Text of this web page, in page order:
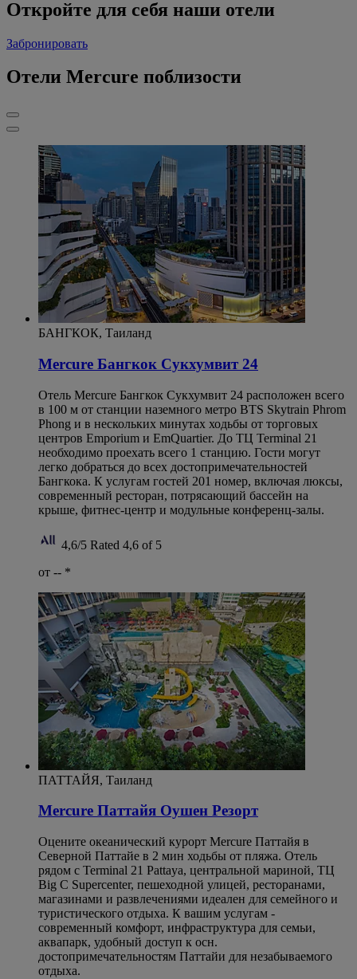
Откройте для себя наши отели
Забронировать
Отели Mercure поблизости
БАНГКОК, Таиланд
Mercure Бангкок Сукхумвит 24
Отель Mercure Бангкок Сукхумвит 24 расположен всего
в 100 м от станции наземного метро BTS Skytrain Phrom
Phong и в нескольких минутах ходьбы от торговых
центров Emporium и EmQuartier. До ТЦ Terminal 21
необходимо проехать всего 1 станцию. Гости могут
легко добраться до всех достопримечательностей
Бангкока. К услугам гостей 201 номер, включая люксы,
современный ресторан, потрясающий бассейн на
крыше, фитнес-центр и модульные конференц-залы.
4,6/5 Rated 4,6 of 5
от -- *
ПАТТАЙЯ, Таиланд
Mercure Паттайя Оушен Резорт
Оцените океанический курорт Mercure Паттайя в
Северной Паттайе в 2 мин ходьбы от пляжа. Отель
рядом с Terminal 21 Pattaya, центральной мариной, ТЦ
Big C Supercenter, пешеходной улицей, ресторанами,
магазинами и развлечениями идеален для семейного и
туристического отдыха. К вашим услугам -
современный комфорт, инфраструктура для семьи,
аквапарк, удобный доступ к осн.
достопримечательностям Паттайи для незабываемого
отдыха.